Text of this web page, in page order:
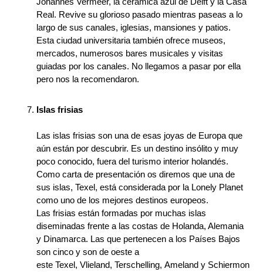
Real. Revive su glorioso pasado mientras paseas a lo
largo de sus canales, iglesias, mansiones y patios.
Esta ciudad universitaria también ofrece museos,
mercados, numerosos bares musicales y visitas
guiadas por los canales. No llegamos a pasar por ella
pero nos la recomendaron.
Islas frisias
Las islas frisias son una de esas joyas de Europa que
aún están por descubrir. Es un destino insólito y muy
poco conocido, fuera del turismo interior holandés.
Como carta de presentación os diremos que una de
sus islas, Texel, está considerada por la Lonely Planet
como uno de los mejores destinos europeos.
Las frisias están formadas por muchas islas
diseminadas frente a las costas de Holanda, Alemania
y Dinamarca. Las que pertenecen a los Países Bajos
son cinco y son de oeste a
este Texel, Vlieland, Terschelling, Ameland y Schiermon